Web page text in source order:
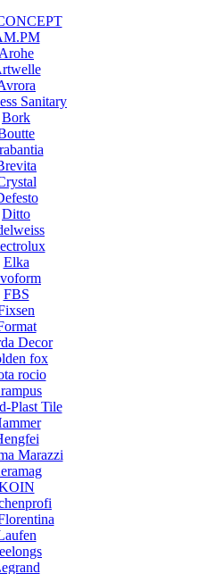
Arohe
Sanitary
Bork
Ditto
Elka
FBS
Decor
fox
rocio
Plast Tile
Marazzi